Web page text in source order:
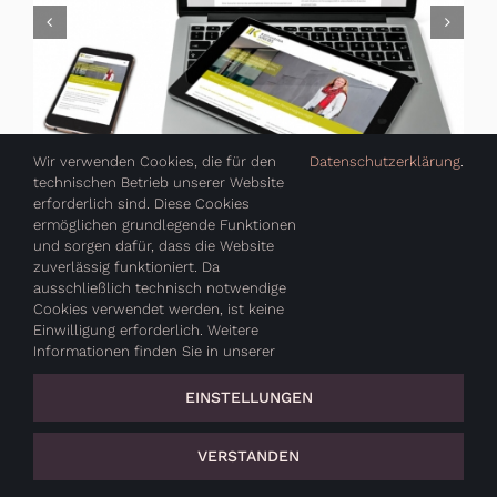
VERMÖGENSWERK AG
WEINGUT ZEHE-CLAUSS
Wir verwenden Cookies, die für den
technischen Betrieb unserer Website
erforderlich sind. Diese Cookies
ermöglichen grundlegende Funktionen
und sorgen dafür, dass die Website
zuverlässig funktioniert. Da
ausschließlich technisch notwendige
Cookies verwendet werden, ist keine
Einwilligung erforderlich. Weitere
Informationen finden Sie in unserer
Datenschutzerklärung.
EINSTELLUNGEN
VERSTANDEN